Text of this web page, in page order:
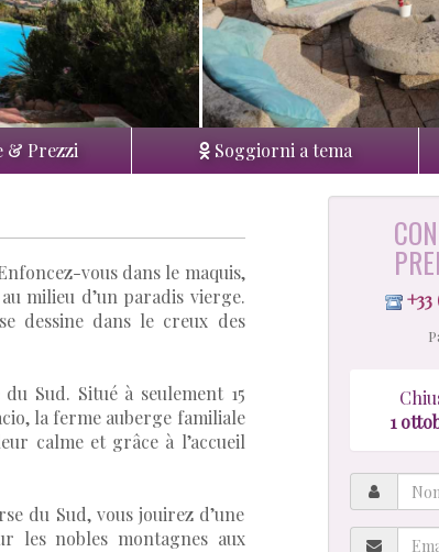
& Prezzi Soggiorni a tema
vous dans le maquis,
milieu d’un paradis vierge.
dessine dans le creux des
Sud. Situé à seulement 15
la ferme auberge familiale
calme et grâce à l’accueil
du Sud, vous jouirez d’une
les nobles montagnes aux
+33
1
Nome
Email